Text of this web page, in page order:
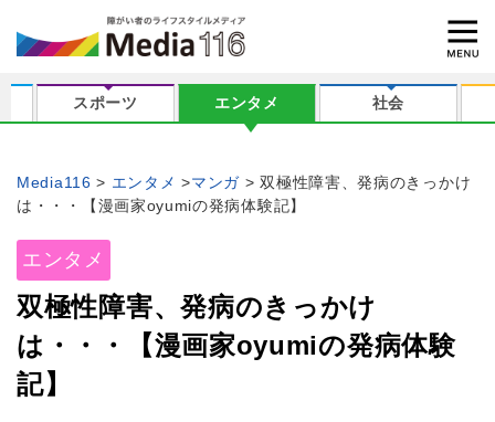
スポーツ エンタメ 社会
Media116 エンタメ マンガ
双極性障害、発病のきっかけ
は・・・【漫画家oyumiの発病体験記】
エンタメ
双極性障害、発病のきっかけ
は・・・【漫画家oyumiの発病体験
記】